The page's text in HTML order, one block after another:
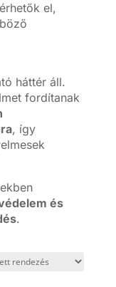
érhetők el,
háttér áll.
fordítanak
, így
és
.